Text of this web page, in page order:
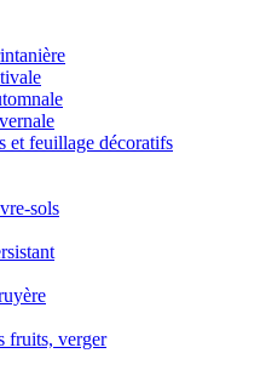
et feuillage décoratifs
sols
fruits, verger